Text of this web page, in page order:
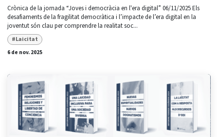
Crònica de la jornada “Joves i democràcia en l'era digital” 06/11/2025 Els
desafiaments de la fragilitat democràtica i l’impacte de l’era digital en la
joventut són clau per comprendre la realitat soc...
#Laicitat
6 de nov. 2025